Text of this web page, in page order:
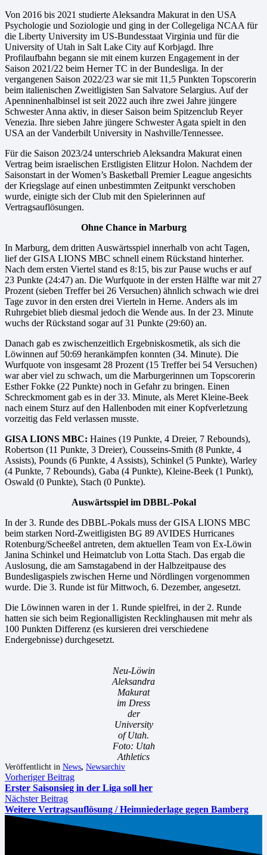
Von 2016 bis 2021 studierte Aleksandra Makurat in den USA
Psychologie und Soziologie und ging in der Collegeliga NCAA für
die Liberty University im US-Bundesstaat Virginia und für die
University of Utah in Salt Lake City auf Korbjagd. Ihre
Profilaufbahn begann sie mit einem kurzen Engagement in der
Saison 2021/22 beim Herner TC in der Bundesliga. In der
vergangenen Saison 2022/23 war sie mit 11,5 Punkten Topscorerin
beim italienischen Zweitligisten San Salvatore Selargius. Auf der
Apenninenhalbinsel ist seit 2022 auch ihre zwei Jahre jüngere
Schwester Anna aktiv, in dieser Saison beim Spitzenclub Reyer
Venezia. Ihre sieben Jahre jüngere Schwester Agata spielt in den
USA an der Vanderbilt University in Nashville/Tennessee.
Für die Saison 2023/24 unterschrieb Aleksandra Makurat einen
Vertrag beim israelischen Erstligisten Elitzur Holon. Nachdem der
Saisonstart in der Women’s Basketball Premier League angesichts
der Kriegslage auf einen unbestimmten Zeitpunkt verschoben
wurde, einigte sich der Club mit den Spielerinnen auf
Vertragsauflösungen.
Ohne Chance in Marburg
In Marburg, dem dritten Auswärtsspiel innerhalb von acht Tagen,
lief der GISA LIONS MBC schnell einem Rückstand hinterher.
Nach dem ersten Viertel stand es 8:15, bis zur Pause wuchs er auf
23 Punkte (24:47) an. Die Wurfquote in der ersten Hälfte war mit 27
Prozent (sieben Treffer bei 26 Versuchen) ähnlich schwach wie drei
Tage zuvor in den ersten drei Vierteln in Herne. Anders als im
Ruhrgebiet blieb diesmal jedoch die Wende aus. In der 23. Minute
wuchs der Rückstand sogar auf 31 Punkte (29:60) an.
Danach gab es zwischenzeitlich Ergebniskosmetik, als sich die
Löwinnen auf 50:69 herankämpfen konnten (34. Minute). Die
Wurfquote von insgesamt 28 Prozent (15 Treffer bei 54 Versuchen)
war aber viel zu schwach, um die Marburgerinnen um Topscorerin
Esther Fokke (22 Punkte) noch in Gefahr zu bringen. Einen
Schreckmoment gab es in der 33. Minute, als Meret Kleine-Beek
nach einem Sturz auf den Hallenboden mit einer Kopfverletzung
vorzeitig das Feld verlassen musste.
GISA LIONS MBC: Haines (19 Punkte, 4 Dreier, 7 Rebounds),
Robertson (11 Punkte, 3 Dreier), Cousseins-Smith (8 Punkte, 4
Assists), Pounds (6 Punkte, 4 Assists), Schinkel (5 Punkte), Warley
(4 Punkte, 7 Rebounds), Gaba (4 Punkte), Kleine-Beek (1 Punkt),
Oswald (0 Punkte), Stach (0 Punkte).
Auswärtsspiel im DBBL-Pokal
In der 3. Runde des DBBL-Pokals muss der GISA LIONS MBC
beim starken Nord-Zweitligisten BG 89 AVIDES Hurricanes
Rotenburg/Scheeßel antreten, dem aktuellen Team von Ex-Löwin
Janina Schinkel und Heimatclub von Lotta Stach. Das ergab die
Auslosung, die am Samstagabend in der Halbzeitpause des
Bundesligaspiels zwischen Herne und Nördlingen vorgenommen
wurde. Die 3. Runde ist für Mittwoch, 6. Dezember, angesetzt.
Die Löwinnen waren in der 1. Runde spielfrei, in der 2. Runde
hatten sie sich beim Regionalligisten Recklinghausen mit mehr als
100 Punkten Differenz (es kursieren drei verschiedene
Endergebnisse) durchgesetzt.
Neu-Löwin
Aleksandra
Makurat
im Dress
der
University
of Utah.
Foto: Utah
Athletics
Veröffentlicht in News, Newsarchiv
Vorheriger Beitrag
Erster Saisonsieg in der Liga soll her
Nächster Beitrag
Weitere Vertragsauflösung / Heimniederlage gegen Bamberg